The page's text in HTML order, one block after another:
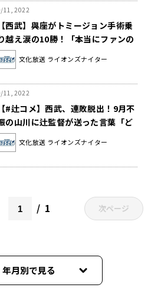
11, 2022
【西武】與座がトミージョン手術乗
越え涙の10勝！「本当にファンの
さんの声援が力になってます」
文化放送 ライオンズナイター
11, 2022
【#辻コメ】西武、連敗脱出！9月不
の山川に辻監督が送った言葉「ど
だけ勝利をもたらしてくれたか」
文化放送 ライオンズナイター
1 次ページ
年月別で見る